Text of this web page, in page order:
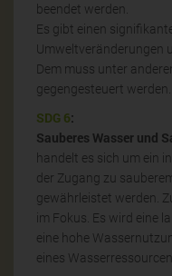
beendet werden.
Es gibt einen
Umweltveränderungen
Dem muss unter
gegengesteuert werden.
SDG 6:
Sauberes Wasser und
handelt es sich um ein
der Zugang zu
gewährleistet werden.
im Fokus. Es wird eine
eine hohe
eines